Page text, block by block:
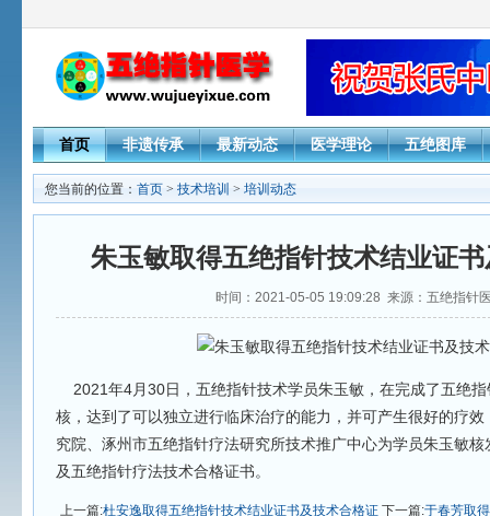
首页 非遗传承 最新动态 医学理论 五绝图库
您当前的位置： 首页 > 技术培训 > 培训动态
朱玉敏取得五绝指针技术结业证
时间：2021-05-05 19:09:28 来源：五绝指针
2021年4月30日，五绝指针技术学员朱玉敏，在完成了五绝
核，达到了可以独立进行临床治疗的能力，并可产生很好的疗
究院、涿州市五绝指针疗法研究所技术推广中心为学员朱玉敏
及五绝指针疗法技术合格证书。
上一篇:杜安逸取得五绝指针技术结业证书及技术合格证 下一篇:于春芳取